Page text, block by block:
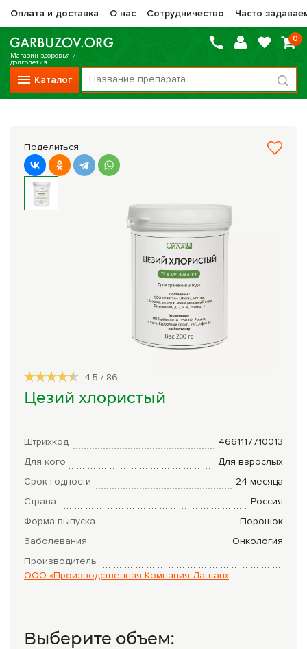
Оплата и доставка О нас Сотрудничество Часто
Магазин здоровья и
долголетия
Каталог
0
Препараты НТК Жизненная Сила
Сашера-Мед
Препараты при онкологии
Прочие фитопрепараты
Травяной чай
Специи
Натуральные растительные масла
Лечебные мази
Натуральное мыло
Средства личной гигиены
Приборы лечебные
Поделиться
4.5 / 86
Цезий хлористый
Штрихкод
4661117710013
Для кого
Для взрослых
Срок годности
24 месяца
Страна
Россия
Форма выпуска
Порошок
Заболевания
Онкология
Производитель
ООО «Производственная Компания Лантан»
Выберите объем: